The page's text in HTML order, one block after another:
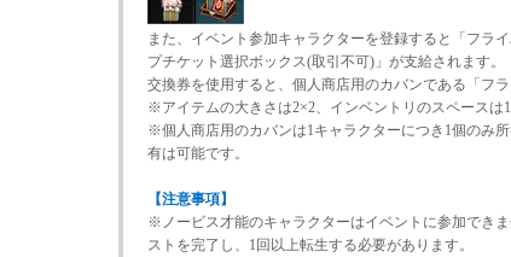
また、イベント参加キャラクターを登録すると「フラ
プチケット選択ボックス(取引不可)」が支給されます。
交換券を使用すると、個人商店用のカバンである「フ
※アイテムの大きさは2×2、インベントリのスペースは
※個人商店用のカバンは1キャラクターにつき1個のみ
有は可能です。
【注意事項】
※ノービス才能のキャラクターはイベントに参加でき
ストを完了し、1回以上転生する必要があります。